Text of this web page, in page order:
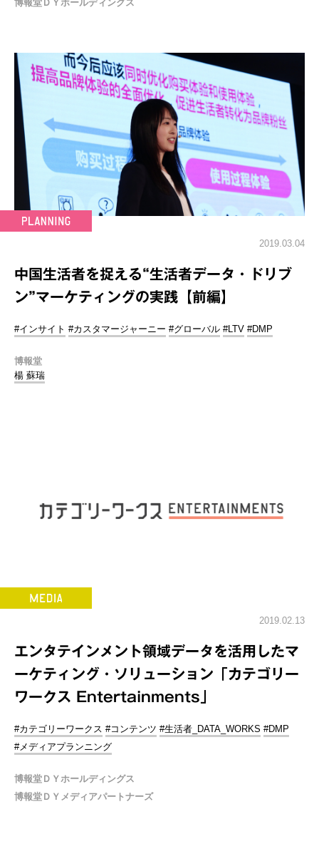
博報堂ＤＹホールディングス
2019.03.04
中国生活者を捉える“生活者データ・ドリブ
ン”マーケティングの実践【前編】
#インサイト #カスタマージャーニー #グローバル #LTV #DMP
博報堂
楊 蘇瑞
2019.02.13
エンタテインメント領域データを活用したマ
ーケティング・ソリューション「カテゴリー
ワークス Entertainments」
#カテゴリーワークス #コンテンツ #生活者_DATA_WORKS #DMP
#メディアプランニング
博報堂ＤＹホールディングス
博報堂ＤＹメディアパートナーズ